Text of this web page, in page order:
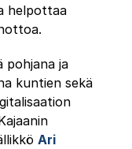
helpottaa
pohjana ja
kuntien sekä
Ari